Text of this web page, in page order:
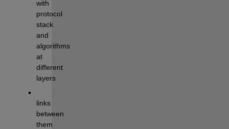
with
protocol
stack
and
algorithms
at
different
layers
links
them